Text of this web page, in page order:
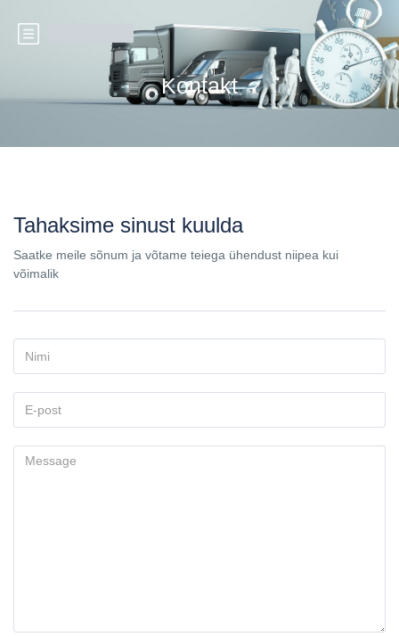
Kontakt
Tahaksime sinust kuulda
Saatke meile sõnum ja võtame teiega ühendust niipea kui
võimalik